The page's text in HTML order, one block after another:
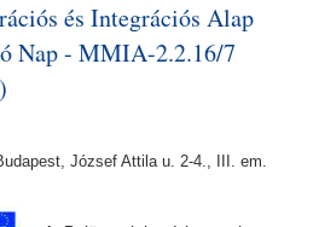
és Integrációs Alap
Nap - MMIA-2.2.16/7
József Attila u. 2-4., III. em.